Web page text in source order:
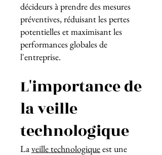
décideurs à prendre des mesures
préventives, réduisant les pertes
potentielles et maximisant les
performances globales de
l'entreprise.
L'importance de
la veille
technologique
Laveille technologiqueest une